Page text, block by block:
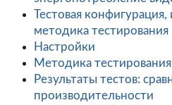
Тестовая
методика тестирования
Настройки
Методика тестирования
Результаты тестов:
производительности